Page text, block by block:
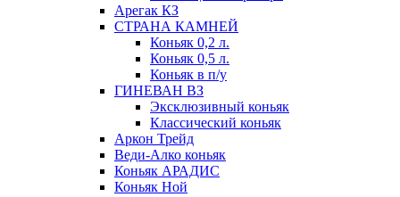
Арегак КЗ
СТРАНА КАМНЕЙ
Коньяк 0,2 л.
Коньяк 0,5 л.
Коньяк в п/у
ГИНЕВАН ВЗ
Эксклюзивный коньяк
Классический коньяк
Аркон Трейд
Веди-Алко коньяк
Коньяк АРАДИС
Коньяк Ной